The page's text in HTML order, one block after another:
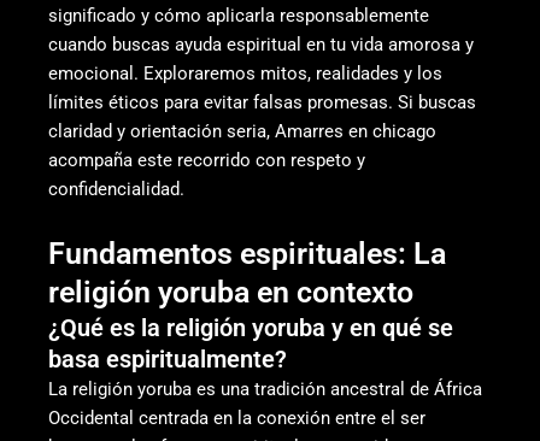
significado y cómo aplicarla responsablemente
cuando buscas ayuda espiritual en tu vida amorosa y
emocional. Exploraremos mitos, realidades y los
límites éticos para evitar falsas promesas. Si buscas
claridad y orientación seria, Amarres en chicago
acompaña este recorrido con respeto y
confidencialidad.
Fundamentos espirituales: La
religión yoruba en contexto
¿Qué es la religión yoruba y en qué se
basa espiritualmente?
La religión yoruba es una tradición ancestral de África
Occidental centrada en la conexión entre el ser